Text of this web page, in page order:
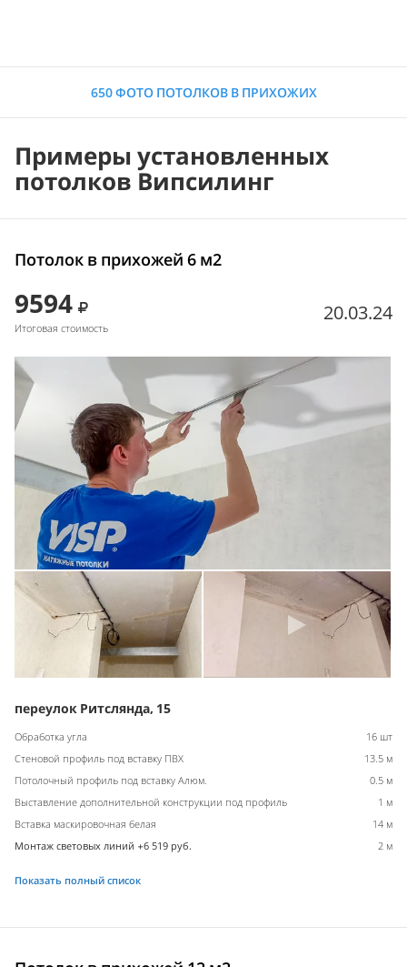
650 ФОТО ПОТОЛКОВ В ПРИХОЖИХ
Примеры установленных
потолков Випсилинг
Потолок в прихожей 6 м2
9594
Итоговая стоимость
20.03.24
переулок Ритслянда, 15
Обработка угла
16 шт
Стеновой профиль под вставку ПВХ
13.5 м
Потолочный профиль под вставку Алюм.
0.5 м
Выставление дополнительной конструкции под профиль
1 м
Вставка маскировочная белая
14 м
Монтаж световых линий +6 519 руб.
2 м
Показать полный список